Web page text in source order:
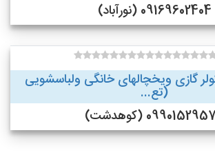
09169602404 (نورآباد)
گازی ویخچالهای خانگی ولباسشویی
(تع...
(کوهدشت)